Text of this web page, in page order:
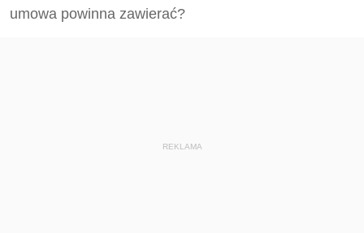
umowa powinna zawierać?
REKLAMA